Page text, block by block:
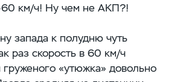
60 км/ч! Ну чем не АКП?!
запада к полудню чуть
раз скорость в 60 км/ч
груженого «утюжка» довольно